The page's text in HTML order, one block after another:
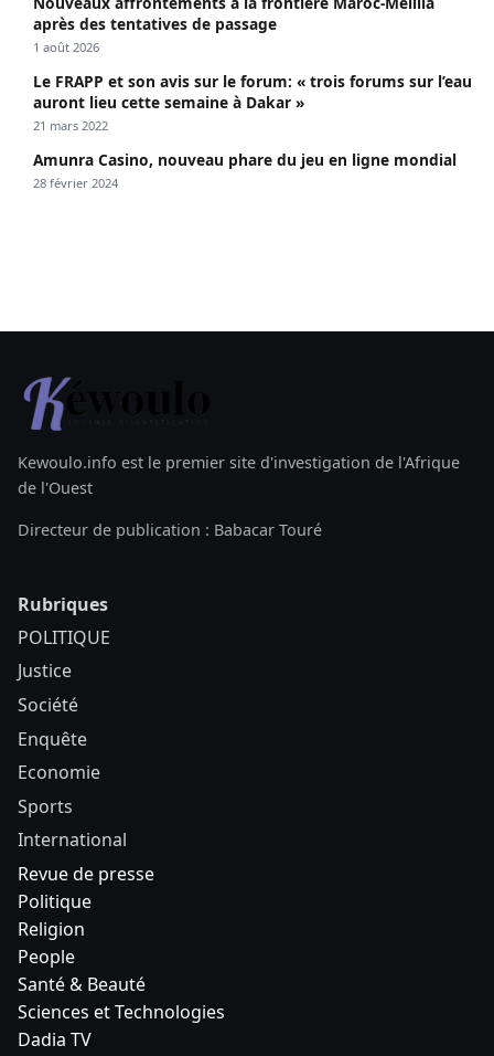
après des tentatives de passage
1 août 2026
Le FRAPP et son avis sur le forum: « trois forums sur l’eau
auront lieu cette semaine à Dakar »
21 mars 2022
Amunra Casino, nouveau phare du jeu en ligne mondial
28 février 2024
Kewoulo.info est le premier site d'investigation de l'Afrique
de l'Ouest
Directeur de publication : Babacar Touré
Rubriques
POLITIQUE
Justice
Société
Enquête
Economie
Sports
International
Revue de presse
Politique
Religion
People
Santé & Beauté
Sciences et Technologies
Dadia TV